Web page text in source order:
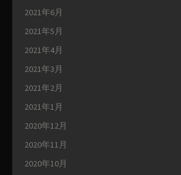
2021年6月
2021年5月
2021年4月
2021年3月
2021年2月
2021年1月
2020年12月
2020年11月
2020年10月